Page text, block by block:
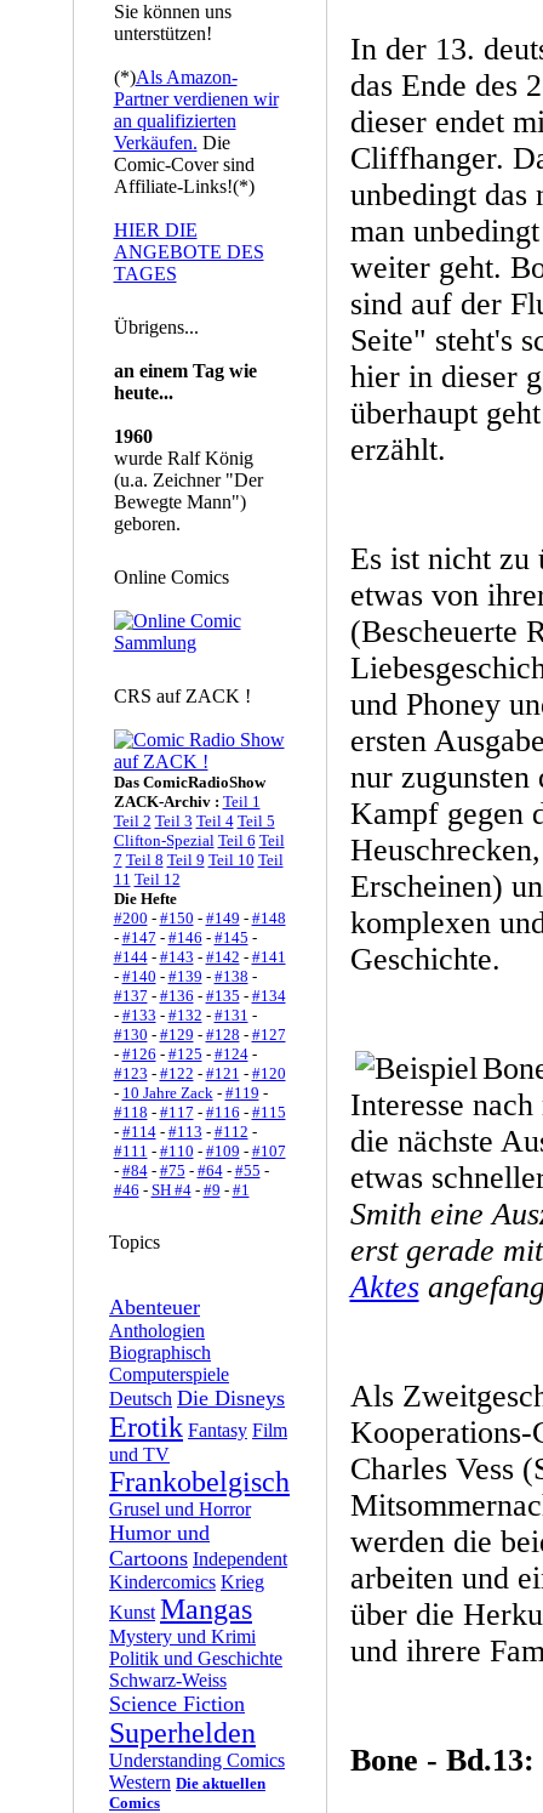
Sie können uns
unterstützen!
(*)Als Amazon-
Partner verdienen wir
an qualifizierten
Verkäufen. Die
Comic-Cover sind
Affiliate-Links!(*)
HIER DIE
ANGEBOTE DES
TAGES
Übrigens...
an einem Tag wie
heute...
1960
wurde Ralf König
(u.a. Zeichner "Der
Bewegte Mann")
geboren.
Online Comics
CRS auf ZACK !
Das ComicRadioShow
ZACK-Archiv : Teil 1
Teil 2 Teil 3 Teil 4 Teil 5
Clifton-Spezial Teil 6 Teil
7 Teil 8 Teil 9 Teil 10 Teil
11 Teil 12
Die Hefte
#200 - #150 - #149 - #148
- #147 - #146 - #145 -
#144- #143 - #142 - #141
- #140 - #139 - #138 -
#137 - #136 - #135 - #134
- #133 - #132 - #131 -
#130 - #129 - #128 - #127
- #126 - #125 - #124-
#123 - #122 - #121 - #120
- 10 Jahre Zack- #119 -
#118 - #117 - #116 - #115
- #114- #113 - #112 -
#111 - #110 - #109 - #107
- #84- #75 - #64- #55 -
#46 - SH #4- #9 - #1
Topics
Abenteuer
Anthologien
Biographisch
Computerspiele
Deutsch Die Disneys
Erotik Fantasy Film
und TV
Frankobelgisch
Grusel und Horror
Humor und
Cartoons Independent
Kindercomics Krieg
Kunst Mangas
Mystery und Krimi
Politik und Geschichte
Schwarz-Weiss
Science Fiction
Superhelden
Understanding Comics
Western Die aktuellen
Comics
In der 13.
das Ende des
dieser endet
Cliffhanger.
unbedingt das
man
weiter geht.
sind auf der
Seite" steht's
hier in dieser
überhaupt
erzählt.
Es ist nicht zu
etwas von
(Bescheuerte
und Phoney
ersten
nur zugunsten
Kampf gegen
Erscheinen)
komplexen
Geschichte.
Interesse
die nächste
etwas
Smith eine
erst gerade
Aktes
Als
Charles Vess
werden die
arbeiten und
über die
und ihrere
Bone -